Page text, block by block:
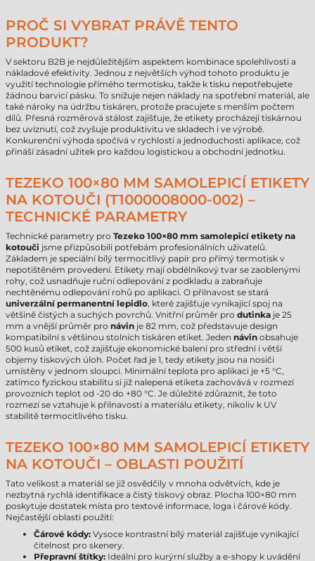
PROČ SI VYBRAT PRÁVĚ TENTO
PRODUKT?
V sektoru B2B je nejdůležitějším aspektem kombinace spolehlivosti a
nákladové efektivity. Jednou z největších výhod tohoto produktu je
využití technologie přímého termotisku, takže k tisku nepotřebujete
žádnou barvicí pásku. To snižuje nejen náklady na spotřební materiál, ale
také nároky na údržbu tiskáren, protože pracujete s menším počtem
dílů. Přesná rozměrová stálost zajišťuje, že etikety procházejí tiskárnou
bez uvíznutí, což zvyšuje produktivitu ve skladech i ve výrobě.
Konkurenční výhoda spočívá v rychlosti a jednoduchosti aplikace, což
přináší zásadní užitek pro každou logistickou a obchodní jednotku.
TEZEKO 100×80 MM SAMOLEPICÍ ETIKETY
NA KOTOUČI (T1000008000-002) –
TECHNICKÉ PARAMETRY
Technické parametry pro Tezeko 100×80 mm samolepicí etikety na
kotouči jsme přizpůsobili potřebám profesionálních uživatelů.
Základem je speciální bílý termocitlivý papír pro přímý termotisk v
nepotištěném provedení. Etikety mají obdélníkový tvar se zaoblenými
rohy, což usnadňuje ruční odlepování z podkladu a zabraňuje
nechtěnému odlepování rohů po aplikaci. O přilnavost se stará
univerzální permanentní lepidlo, které zajišťuje vynikající spoj na
většině čistých a suchých povrchů. Vnitřní průměr pro dutinka je 25
mm a vnější průměr pro návin je 82 mm, což představuje design
kompatibilní s většinou stolních tiskáren etiket. Jeden návin obsahuje
500 kusů etiket, což zajišťuje ekonomické balení pro střední i větší
objemy tiskových úloh. Počet řad je 1, tedy etikety jsou na nosiči
umístěny v jednom sloupci. Minimální teplota pro aplikaci je +5 °C,
zatímco fyzickou stabilitu si již nalepená etiketa zachovává v rozmezí
provozních teplot od -20 do +80 °C. Je důležité zdůraznit, že toto
rozmezí se vztahuje k přilnavosti a materiálu etikety, nikoliv k UV
stabilitě termocitlivého tisku.
TEZEKO 100×80 MM SAMOLEPICÍ ETIKETY
NA KOTOUČI – OBLASTI POUŽITÍ
Tato velikost a materiál se již osvědčily v mnoha odvětvích, kde je
nezbytná rychlá identifikace a čistý tiskový obraz. Plocha 100×80 mm
poskytuje dostatek místa pro textové informace, loga i čárové kódy.
Nejčastější oblasti použití:
Čárové kódy: Vysoce kontrastní bílý materiál zajišťuje vynikající
čitelnost pro skenery.
Přepravní štítky: Ideální pro kurýrní služby a e-shopy k uvádění